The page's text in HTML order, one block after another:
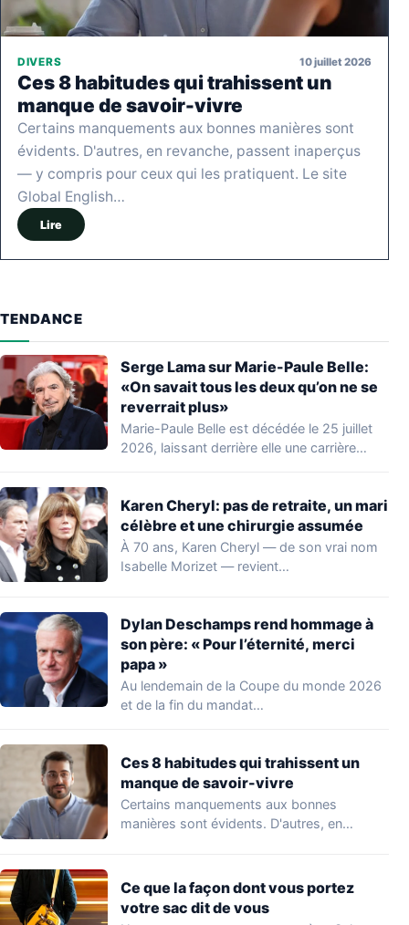
DIVERS 10 juillet 2026
Ces 8 habitudes qui trahissent un
manque de savoir-vivre
Certains manquements aux bonnes manières sont
évidents. D'autres, en revanche, passent inaperçus
— y compris pour ceux qui les pratiquent. Le site
Global English…
Lire
TENDANCE
Serge Lama sur Marie-Paule Belle:
«On savait tous les deux qu’on ne se
reverrait plus»
Marie-Paule Belle est décédée le 25 juillet
2026, laissant derrière elle une carrière
Karen Cheryl: pas de retraite, un mari
célèbre et une chirurgie assumée
À 70 ans, Karen Cheryl — de son vrai nom
Isabelle Morizet — revient…
Dylan Deschamps rend hommage à
son père: « Pour l’éternité, merci
papa »
Au lendemain de la Coupe du monde 2026
et de la fin du mandat…
Ces 8 habitudes qui trahissent un
manque de savoir-vivre
Certains manquements aux bonnes
manières sont évidents. D'autres, en
Ce que la façon dont vous portez
votre sac dit de vous